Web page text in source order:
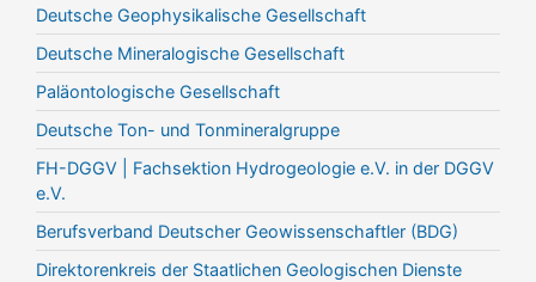
Deutsche Geophysikalische Gesellschaft
Deutsche Mineralogische Gesellschaft
Paläontologische Gesellschaft
Deutsche Ton- und Tonmineralgruppe
FH-DGGV | Fachsektion Hydrogeologie e.V. in der DGGV
e.V.
Berufsverband Deutscher Geowissenschaftler (BDG)
Direktorenkreis der Staatlichen Geologischen Dienste